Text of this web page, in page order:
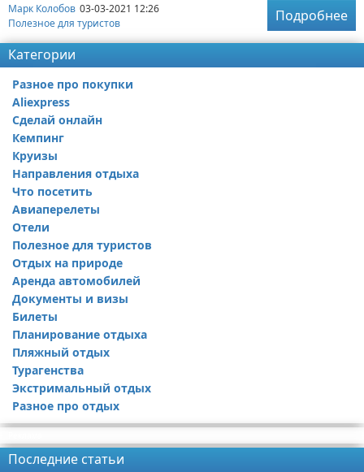
Марк Колобов 03-03-2021 12:26
Полезное для туристов
Подробнее
Категории
Разное про покупки
Aliexpress
Сделай онлайн
Кемпинг
Круизы
Направления отдыха
Что посетить
Авиаперелеты
Отели
Полезное для туристов
Отдых на природе
Аренда автомобилей
Документы и визы
Билеты
Планирование отдыха
Пляжный отдых
Турагенства
Экстримальный отдых
Разное про отдых
Последние статьи